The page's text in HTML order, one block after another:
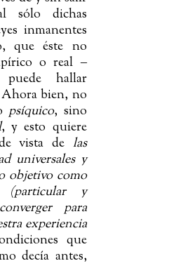
sólo dichas
inmanentes
que éste no
o real‒
hallar
bien, no
psíquico, sino
, y esto quiere
vista de las
universales y
objetivo como
(particular y
para
experiencia
que
decía antes,